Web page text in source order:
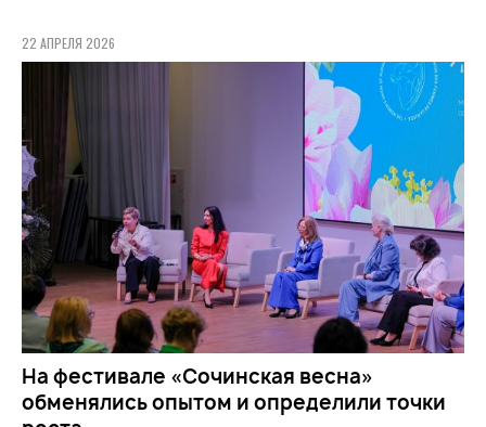
22 АПРЕЛЯ 2026
На фестивале «Сочинская весна»
обменялись опытом и определили точки